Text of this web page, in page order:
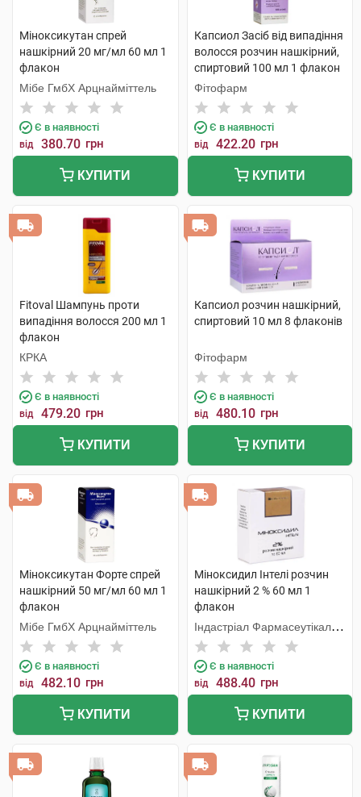
Міноксикутан спрей
нашкірний 20 мг/мл 60 мл 1
флакон
Мібе ГмбХ Арцнайміттель
Є в наявності
від 380.70 грн
КУПИТИ
Капсиол Засіб від випадіння
волосся розчин нашкірний,
спиртовий 100 мл 1 флакон
Фітофарм
Є в наявності
від 422.20 грн
КУПИТИ
Fitoval Шампунь проти
випадіння волосся 200 мл 1
флакон
КРКА
Є в наявності
від 479.20 грн
КУПИТИ
Капсиол розчин нашкірний,
спиртовий 10 мл 8 флаконів
Фітофарм
Є в наявності
від 480.10 грн
КУПИТИ
Міноксикутан Форте спрей
нашкірний 50 мг/мл 60 мл 1
флакон
Мібе ГмбХ Арцнайміттель
Є в наявності
від 482.10 грн
КУПИТИ
Міноксидил Інтелі розчин
нашкірний 2 % 60 мл 1
флакон
Індастріал Фармасеутікал
Кантабріа
Є в наявності
від 488.40 грн
КУПИТИ